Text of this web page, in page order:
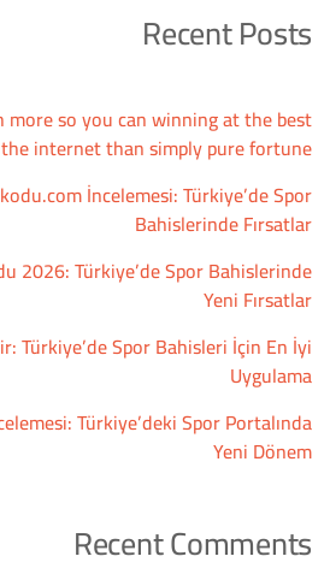
Recent Posts
more so you can winning at the best
internet than simply pure fortune
İncelemesi: Türkiye’de Spor
Bahislerinde Fırsatlar
2026: Türkiye’de Spor Bahislerinde
Yeni Fırsatlar
Türkiye’de Spor Bahisleri İçin En İyi
Uygulama
Türkiye’deki Spor Portalında
Yeni Dönem
Recent Comments